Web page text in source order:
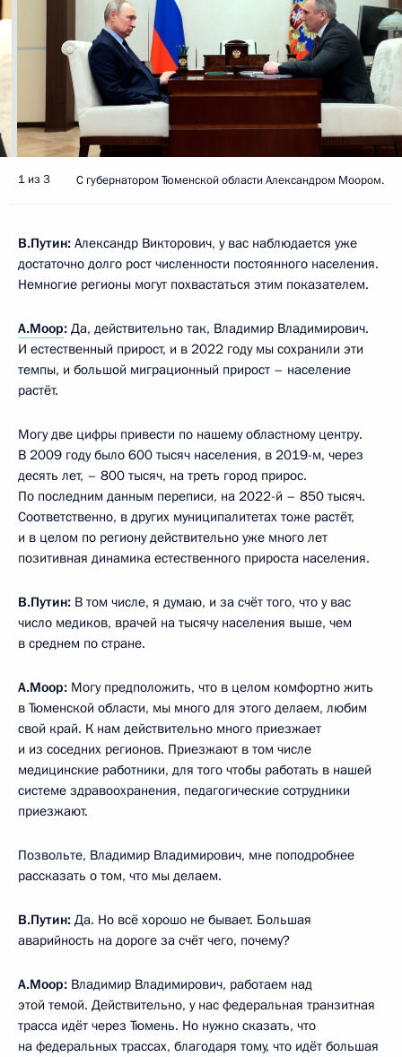
1 из 3 С губернатором Тюменской области Александром Моором.
В.Путин: Александр Викторович, у вас наблюдается уже
достаточно долго рост численности постоянного населения.
Немногие регионы могут похвастаться этим показателем.
А.Моор: Да, действительно так, Владимир Владимирович.
И естественный прирост, и в 2022 году мы сохранили эти
темпы, и большой миграционный прирост – население
растёт.
Могу две цифры привести по нашему областному центру.
В 2009 году было 600 тысяч населения, в 2019-м, через
десять лет, – 800 тысяч, на треть город прирос.
По последним данным переписи, на 2022-й – 850 тысяч.
Соответственно, в других муниципалитетах тоже растёт,
и в целом по региону действительно уже много лет
позитивная динамика естественного прироста населения.
В.Путин: В том числе, я думаю, и за счёт того, что у вас
число медиков, врачей на тысячу населения выше, чем
в среднем по стране.
А.Моор: Могу предположить, что в целом комфортно жить
в Тюменской области, мы много для этого делаем, любим
свой край. К нам действительно много приезжает
и из соседних регионов. Приезжают в том числе
медицинские работники, для того чтобы работать в нашей
системе здравоохранения, педагогические сотрудники
приезжают.
Позвольте, Владимир Владимирович, мне поподробнее
рассказать о том, что мы делаем.
В.Путин: Да. Но всё хорошо не бывает. Большая
аварийность на дороге за счёт чего, почему?
А.Моор: Владимир Владимирович, работаем над
этой темой. Действительно, у нас федеральная транзитная
трасса идёт через Тюмень. Но нужно сказать, что
на федеральных трассах, благодаря тому, что идёт большая